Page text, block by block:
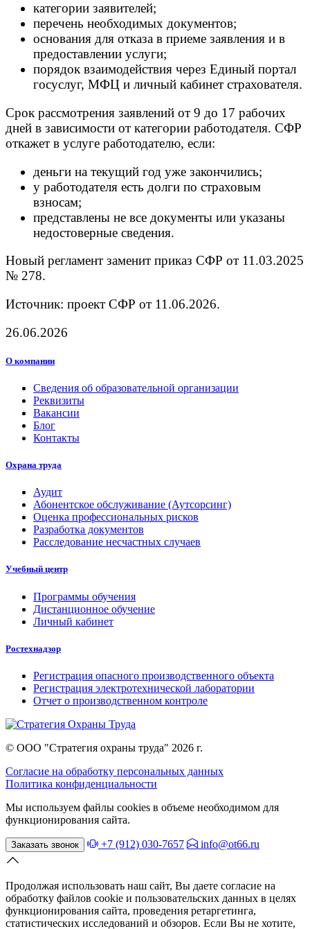
категории заявителей;
перечень необходимых документов;
основания для отказа в приеме заявления и в
предоставлении услуги;
порядок взаимодействия через Единый портал
госуслуг, МФЦ и личный кабинет страхователя.
Срок рассмотрения заявлений от 9 до 17 рабочих
дней в зависимости от категории работодателя. СФР
откажет в услуге работодателю, если:
деньги на текущий год уже закончились;
у работодателя есть долги по страховым
взносам;
представлены не все документы или указаны
недостоверные сведения.
Новый регламент заменит приказ СФР от 11.03.2025
№ 278.
Источник: проект СФР от 11.06.2026.
26.06.2026
О компании
Сведения об образовательной организации
Реквизиты
Вакансии
Блог
Контакты
Охрана труда
Аудит
Абонентское обслуживание (Аутсорсинг)
Оценка профессиональных рисков
Разработка документов
Расследование несчастных случаев
Учебный центр
Программы обучения
Дистанционное обучение
Личный кабинет
Ростехнадзор
Регистрация опасного производственного объекта
Регистрация электротехнической лаборатории
Отчет о производственном контроле
© ООО "Стратегия охраны труда" 2026 г.
Согласие на обработку персональных данных
Политика конфиденциальности
Мы используем файлы cookies в объеме необходимом для
функционирования сайта.
Заказать звонок +7 (912) 030-7657 info@ot66.ru
Продолжая использовать наш сайт, Вы даете согласие на
обработку файлов cookie и пользовательских данных в целях
функционирования сайта, проведения ретаргетинга,
статистических исследований и обзоров. Если Вы не хотите,